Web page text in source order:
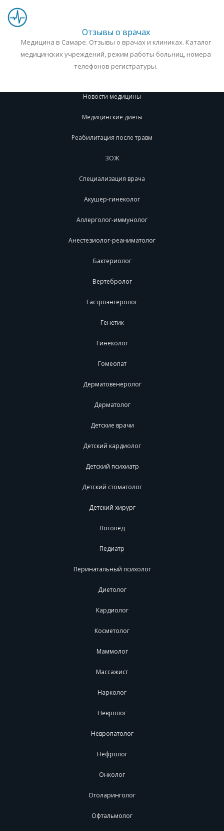
Отзывы о врачах
Медицина в Самаре. Отзывы о врачах и клиниках. Каталог
медицинских учреждений, режим работы больниц, номера
телефонов регистратуры.
Новости медицины
Медицинские диеты
Реабилитация после травм
ЗОЖ
Специализация врача
Акушер-гинеколог
Аллерголог-иммунолог
Анестезиолог-реаниматолог
Бактериолог
Вертебролог
Гастроэнтеролог
Генетик
Гинеколог
Гомеопат
Дерматовенеролог
Дерматолог
Детские врачи
Детский кардиолог
Детский психиатр
Детский стоматолог
Детский хирург
Логопед
Педиатр
Перинатальный психолог
Диетолог
Кардиолог
Косметолог
Маммолог
Массажист
Нарколог
Невролог
Невропатолог
Нефролог
Онколог
Отоларинголог
Офтальмолог